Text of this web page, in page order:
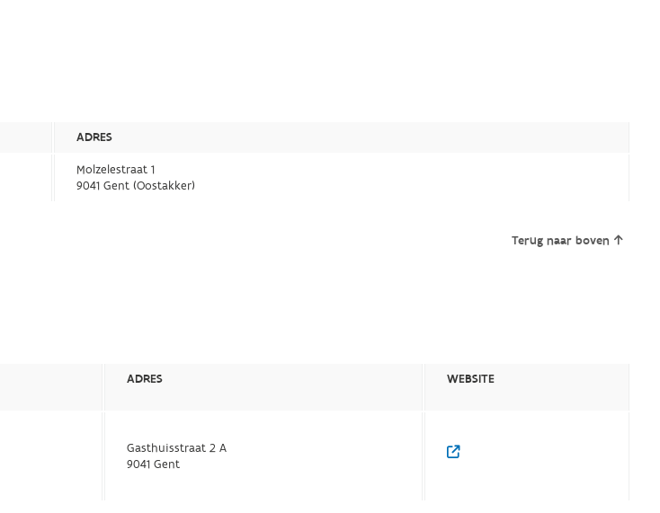
ADRES
Molzelestraat 1
9041 Gent (Oostakker)
Terug naar boven
ADRES WEBSITE
Gasthuisstraat 2 A
9041 Gent